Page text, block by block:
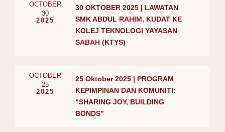
OCTOBER
30
2025
30 OKTOBER 2025 | LAWATAN
SMK ABDUL RAHIM, KUDAT KE
KOLEJ TEKNOLOGI YAYASAN
SABAH (KTYS)
OCTOBER
25
2025
25 Oktober 2025 | PROGRAM
KEPIMPINAN DAN KOMUNITI:
“SHARING JOY, BUILDING
BONDS”